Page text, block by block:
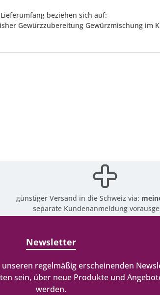
beziehen sich auf:
Gewürzzubereitung Gewürzmischung im
günstiger Versand in die Schweiz via:
separate Kundenanmeldung
Newsletter
regelmäßig erscheinenden
sein, über neue Produkte und
werden.